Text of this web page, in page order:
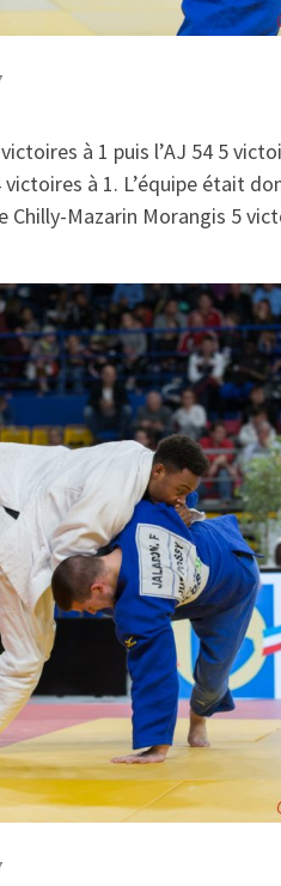
à 1 puis l’AJ 54 5
à 1. L’équipe était
Mazarin Morangis 5